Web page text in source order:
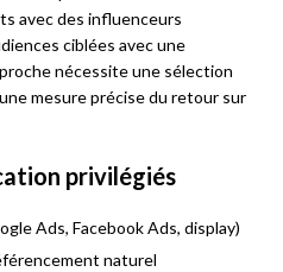
avec des influenceurs
ciblées avec une
nécessite une sélection
mesure précise du retour sur
privilégiés
Ads, Facebook Ads, display)
naturel